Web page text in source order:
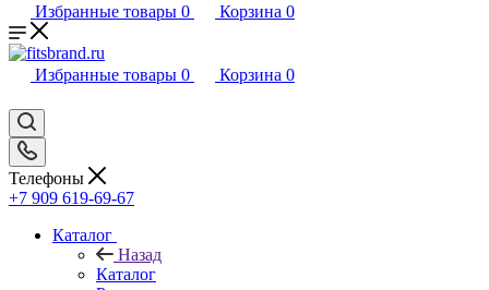
Избранные товары 0 Корзина 0
Избранные товары 0 Корзина 0
Телефоны
+7 909 619-69-67
Каталог
Назад
Каталог